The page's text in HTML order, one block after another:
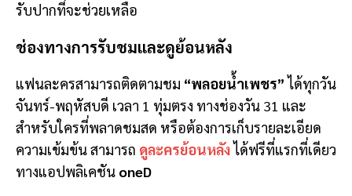
รับปากที่จะช่วยเหลือ
ช่องทางการรับชมและดูย้อนหลัง
แฟนละครสามารถติดตามชม “พลอยน้ำเพชร” ได้ทุกวัน
จันทร์-พฤหัสบดี เวลา 1 ทุ่มตรง ทางช่องวัน 31 และ
สำหรับใครที่พลาดชมสด หรือต้องการเก็บรายละเอียด
ความเข้มข้น สามารถ ดูละครย้อนหลังได้ฟรีที่แรกที่เดียว
ทางแอปพลิเคชัน oneD